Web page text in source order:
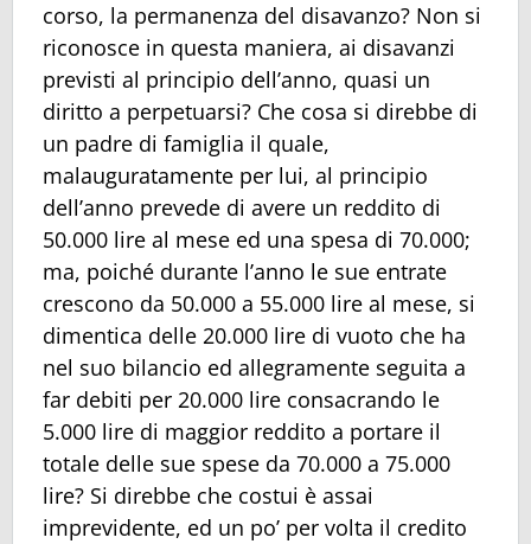
corso, la permanenza del disavanzo? Non si
riconosce in questa maniera, ai disavanzi
previsti al principio dell’anno, quasi un
diritto a perpetuarsi? Che cosa si direbbe di
un padre di famiglia il quale,
malauguratamente per lui, al principio
dell’anno prevede di avere un reddito di
50.000 lire al mese ed una spesa di 70.000;
ma, poiché durante l’anno le sue entrate
crescono da 50.000 a 55.000 lire al mese, si
dimentica delle 20.000 lire di vuoto che ha
nel suo bilancio ed allegramente seguita a
far debiti per 20.000 lire consacrando le
5.000 lire di maggior reddito a portare il
totale delle sue spese da 70.000 a 75.000
lire? Si direbbe che costui è assai
imprevidente, ed un po’ per volta il credito